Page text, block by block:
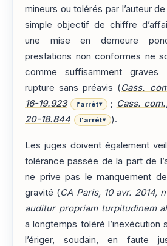
mineurs ou tolérés par l’auteur
simple objectif de chiffre
une mise en demeure
prestations non conformes ne
comme suffisamment
rupture sans préavis (Cass.
16-19.923
l'arrêt▾ ; Cass.
20-18.844
l'arrêt▾ ).
Les juges doivent également
tolérance passée de la part de
ne prive pas le manquement
gravité (CA Paris, 10 avr. 2014,
auditur propriam turpitudinem
a longtemps toléré l’inexécution
l’ériger, soudain, en faute